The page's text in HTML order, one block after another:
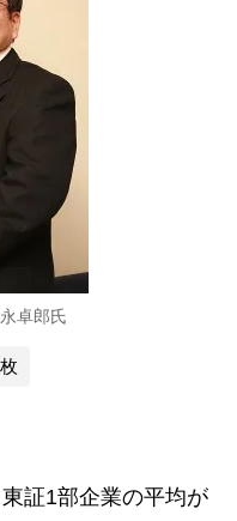
卓郎氏
証1部企業の平均が